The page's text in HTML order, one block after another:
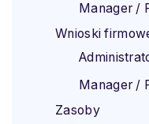
Manager /
Wnioski
Manager /
Zasoby